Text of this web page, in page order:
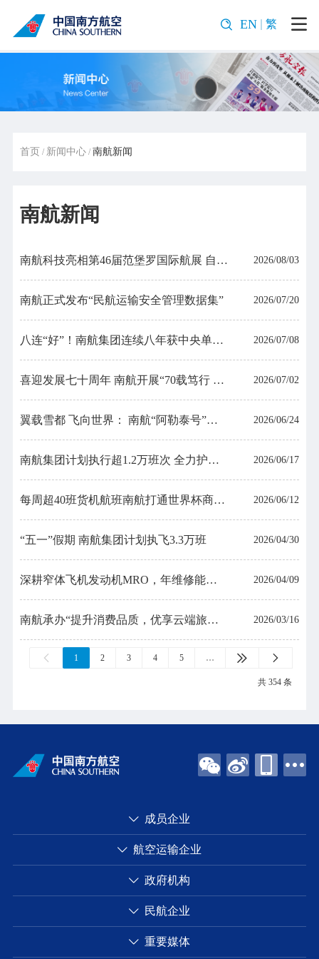
EN 繁
首页 / 新闻中心/ 南航新闻
南航新闻
南航科技亮相第46届范堡罗国际航展 自研FNPT训练设备展现国产航空仿真硬实力 2026/08/03
南航正式发布“民航运输安全管理数据集” 2026/07/20
八连“好”！南航集团连续八年获中央单位定点帮扶工作成效考核最高等次 2026/07/08
喜迎发展七十周年 南航开展“70载笃行 飞向美好未来”主题航班活动 2026/07/02
翼载雪都 飞向世界： 南航“阿勒泰号”彩绘飞机正式启航 2026/06/24
南航集团计划执行超1.2万班次 全力护航端午假期畅行 2026/06/17
每周超40班货机航班南航打通世界杯商品出海空中通道 2026/06/12
“五一”假期 南航集团计划执飞3.3万班 2026/04/30
深耕窄体飞机发动机MRO，年维修能力将突破700台 2026/04/09
南航承办“提升消费品质，优享云端旅程”主题活动 2026/03/16
 1 2 3 4 5 …  
共 354 条
成员企业
航空运输企业
政府机构
民航企业
重要媒体